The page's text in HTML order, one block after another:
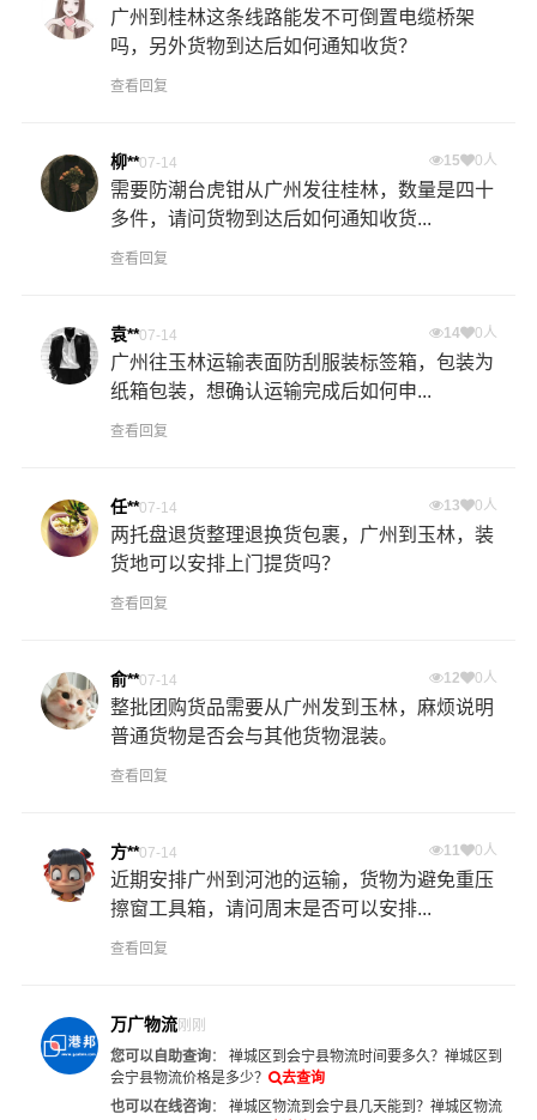
广州到桂林这条线路能发不可倒置电缆桥架
吗，另外货物到达后如何通知收货？
查看回复
柳**07-14 15 0人
需要防潮台虎钳从广州发往桂林，数量是四十
多件，请问货物到达后如何通知收货...
查看回复
袁**07-14 14 0人
广州往玉林运输表面防刮服装标签箱，包装为
纸箱包装，想确认运输完成后如何申...
查看回复
任**07-14 13 0人
两托盘退货整理退换货包裹，广州到玉林，装
货地可以安排上门提货吗？
查看回复
俞**07-14 12 0人
整批团购货品需要从广州发到玉林，麻烦说明
普通货物是否会与其他货物混装。
查看回复
方**07-14 11 0人
近期安排广州到河池的运输，货物为避免重压
擦窗工具箱，请问周末是否可以安排...
查看回复
万广物流刚刚
您可以自助查询： 禅城区到会宁县物流时间要多久？ 禅城区到
会宁县物流价格是多少？
去查询
也可以在线咨询： 禅城区物流到会宁县几天能到？ 禅城区物流